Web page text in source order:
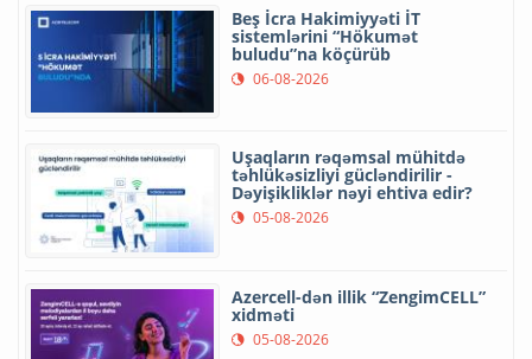
Beş İcra Hakimiyyəti İT
sistemlərini “Hökumət
buludu”na köçürüb
06-08-2026
Uşaqların rəqəmsal mühitdə
təhlükəsizliyi gücləndirilir -
Dəyişikliklər nəyi ehtiva edir?
05-08-2026
Azercell-dən illik “ZengimCELL”
xidməti
05-08-2026